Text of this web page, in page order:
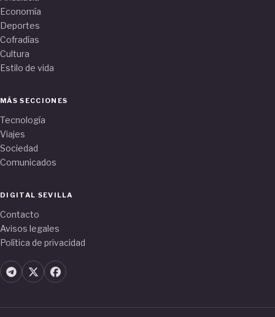
Economía
Deportes
Cofradías
Cultura
Estilo de vida
MÁS SECCIONES
Tecnología
Viajes
Sociedad
Comunicados
DIGITAL SEVILLA
Contacto
Avisos legales
Política de privacidad